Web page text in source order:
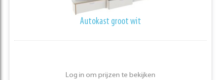
Autokast groot wit
Log in om prijzen te bekijken